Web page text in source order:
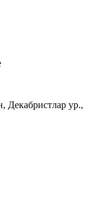
Декабристлар ур.,